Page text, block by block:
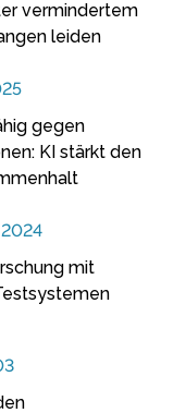
vermindertem
leiden
gegen
KI stärkt den
mit